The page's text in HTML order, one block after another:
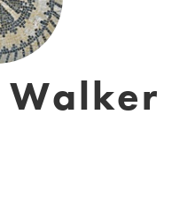
Walker